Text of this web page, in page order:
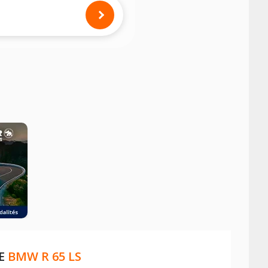
des pneus montés sur votre
BMW R 65 LS